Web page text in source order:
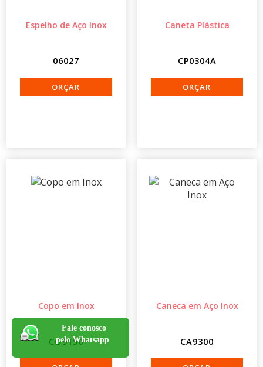
Espelho de Aço Inox
06027
Caneta Plástica
CP0304A
Copo em Inox
CO9150
Caneca em Aço Inox
CA9300
Fale conosco
pelo Whatsapp